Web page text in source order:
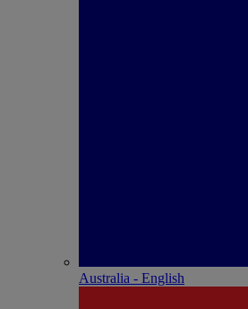
Australia - English